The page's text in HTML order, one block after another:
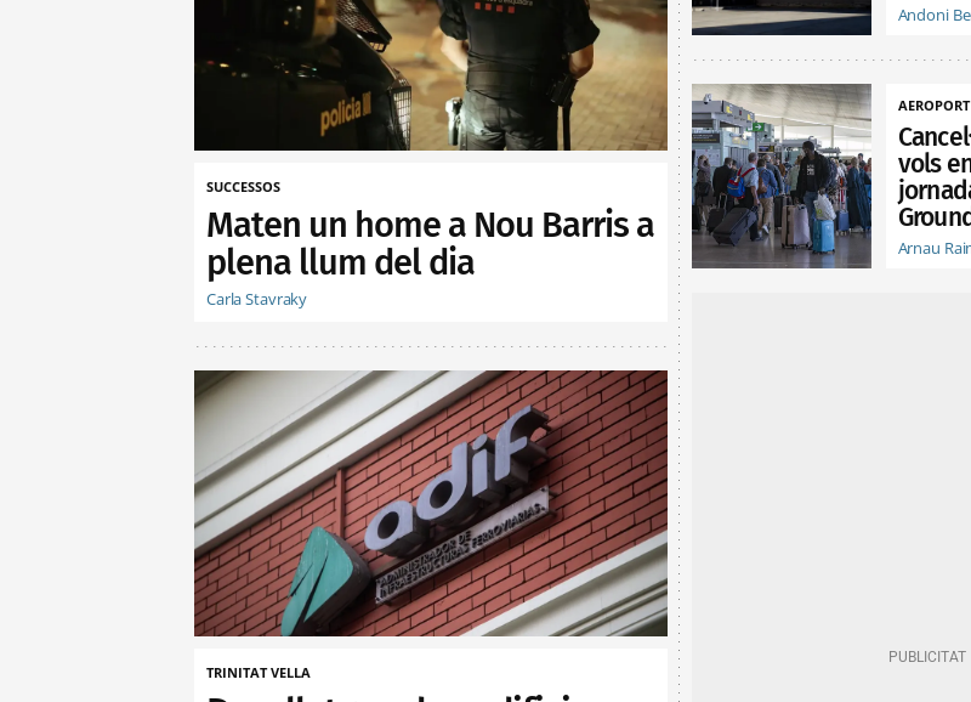
SUCCESSOS
Maten un home a Nou Barris a
plena llum del dia
Carla Stavraky
TRINITAT VELLA
Andoni
vols
Arnau